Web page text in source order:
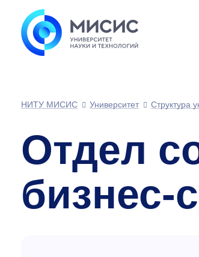
НИТУ МИСИС Университет Структура
Отдел
бизнес-